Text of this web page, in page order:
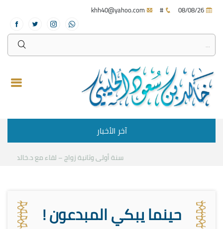
#
آخر الأخبار
سنة أولى وثانية زواج – لقاء مع د.خالد الحليبي
حينما يبكي المبدعون !